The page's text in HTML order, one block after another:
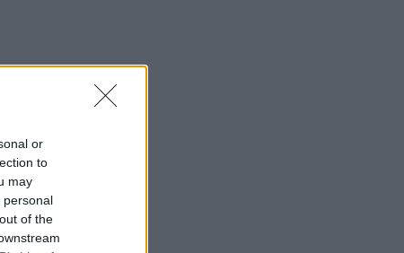
or
to
may
personal
of the